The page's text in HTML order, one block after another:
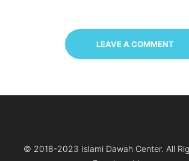
LEAVE A COMMENT
© 2018-2023 Islami Dawah Center. All